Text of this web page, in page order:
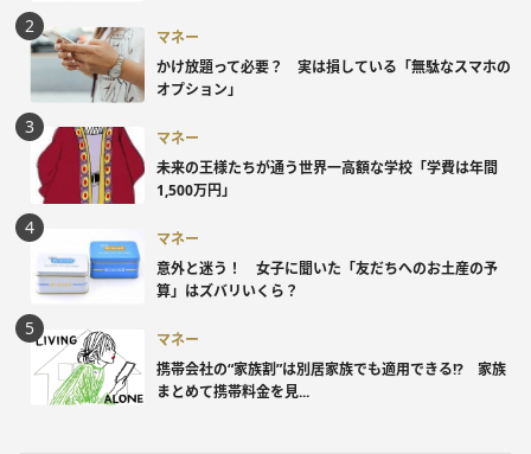
マネー
かけ放題って必要？ 実は損している「無駄なスマホの
オプション」
マネー
未来の王様たちが通う世界一高額な学校「学費は年間
1,500万円」
マネー
意外と迷う！ 女子に聞いた「友だちへのお土産の予
算」はズバリいくら？
マネー
携帯会社の“家族割”は別居家族でも適用できる!? 家族
まとめて携帯料金を見...